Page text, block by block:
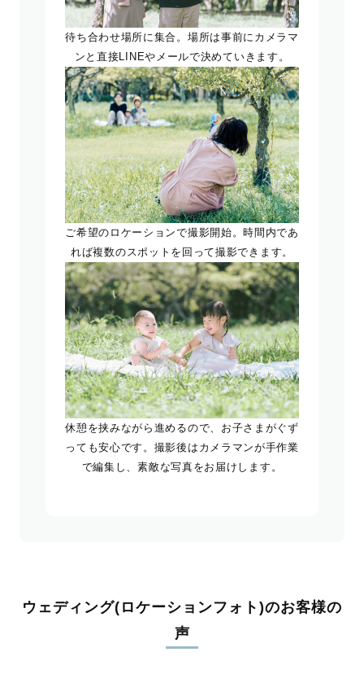
待ち合わせ場所に集合。場所は事前にカメラマ
ンと直接LINEやメールで決めていきます。
ご希望のロケーションで撮影開始。時間内であ
れば複数のスポットを回って撮影できます。
休憩を挟みながら進めるので、お子さまがぐず
っても安心です。撮影後はカメラマンが手作業
で編集し、素敵な写真をお届けします。
ウェディング(ロケーションフォト)のお客様の
声